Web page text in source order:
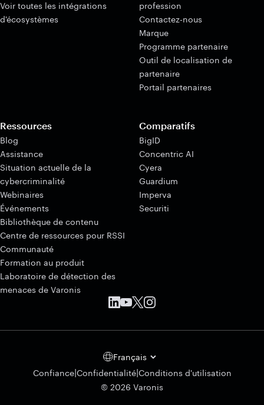
Voir toutes les intégrations
d'écosystèmes
profession
Contactez-nous
Marque
Programme partenaire
Outil de localisation de
partenaire
Portail partenaires
Ressources
Blog
Assistance
Situation actuelle de la
cybercriminalité
Webinaires
Événements
Bibliothèque de contenu
Centre de ressources pour RSSI
Communauté
Formation au produit
Laboratoire de détection des
menaces de Varonis
Comparatifs
BigID
Concentric AI
Cyera
Guardium
Imperva
Securiti
Français
Confiance|Confidentialité|Conditions d'utilisation
© 2026 Varonis